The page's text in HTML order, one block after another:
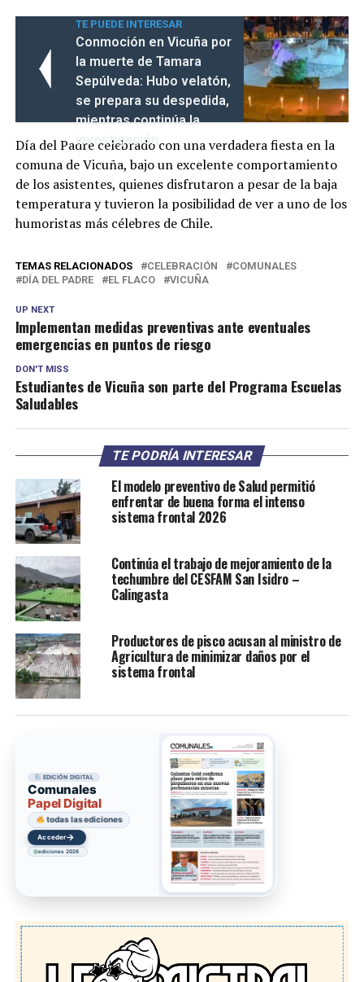
TE PUEDE INTERESAR
Conmoción en Vicuña por
la muerte de Tamara
Sepúlveda: Hubo velatón,
se prepara su despedida,
mientras continúa la
investigación
Día del Padre celebrado con una verdadera fiesta en la
comuna de Vicuña, bajo un excelente comportamiento
de los asistentes, quienes disfrutaron a pesar de la baja
temperatura y tuvieron la posibilidad de ver a uno de los
humoristas más célebres de Chile.
TEMAS RELACIONADOS CELEBRACIÓN
COMUNALES
DÍA DEL PADRE
EL FLACO VICUÑA
UP NEXT
Implementan medidas preventivas ante eventuales
emergencias en puntos de riesgo
DON'T MISS
Estudiantes de Vicuña son parte del Programa Escuelas
Saludables
TE PODRÍA INTERESAR
El modelo preventivo de Salud permitió
enfrentar de buena forma el intenso
sistema frontal 2026
Continúa el trabajo de mejoramiento de la
techumbre del CESFAM San Isidro –
Calingasta
Productores de pisco acusan al ministro de
Agricultura de minimizar daños por el
sistema frontal
EDICIÓN DIGITAL
Comunales
Papel Digital
todas las ediciones
Acceder→
ediciones 2026